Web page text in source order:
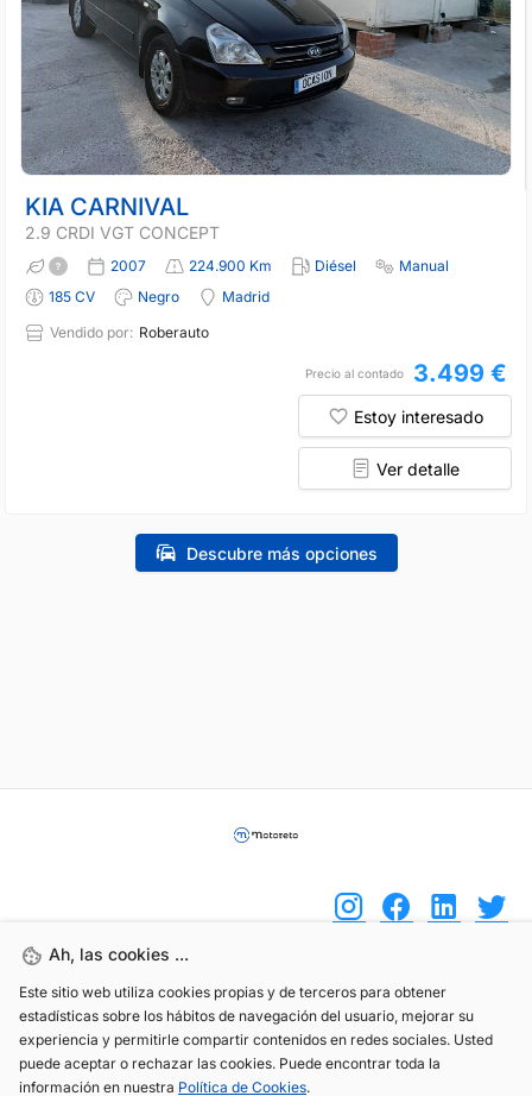
KIA CARNIVAL
2.9 CRDI VGT CONCEPT
2007 224.900 Km Diésel
Manual
185 CV
Negro
Madrid
Vendido por: Roberauto
Precio al contado 3.499 €
Estoy interesado
Ver detalle
Descubre más opciones
Ah, las cookies ...
Este sitio web utiliza cookies propias y de terceros para obtener
estadísticas sobre los hábitos de navegación del usuario, mejorar su
experiencia y permitirle compartir contenidos en redes sociales. Usted
puede aceptar o rechazar las cookies. Puede encontrar toda la
información en nuestra Política de Cookies.
(+34) 744 408 070
info@motoreto.com